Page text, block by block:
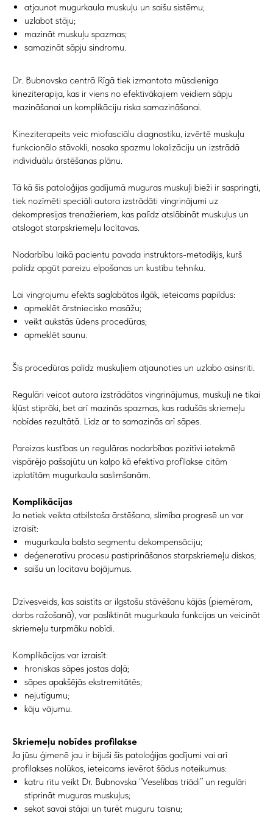
atjaunot mugurkaula muskuļu un saišu sistēmu;
uzlabot stāju;
mazināt muskuļu spazmas;
samazināt sāpju sindromu.
Dr. Bubnovska centrā Rīgā tiek izmantota mūsdienīga
kineziterapija, kas ir viens no efektīvākajiem veidiem sāpju
mazināšanai un komplikāciju riska samazināšanai.
Kineziterapeits veic miofasciālu diagnostiku, izvērtē muskuļu
funkcionālo stāvokli, nosaka spazmu lokalizāciju un izstrādā
individuālu ārstēšanas plānu.
Tā kā šīs patoloģijas gadījumā muguras muskuļi bieži ir saspringti,
tiek nozīmēti speciāli autora izstrādāti vingrinājumi uz
dekompresijas trenažieriem, kas palīdz atslābināt muskuļus un
atslogot starpskriemeļu locītavas.
Nodarbību laikā pacientu pavada instruktors-metodiķis, kurš
palīdz apgūt pareizu elpošanas un kustību tehniku.
Lai vingrojumu efekts saglabātos ilgāk, ieteicams papildus:
apmeklēt ārstniecisko masāžu;
veikt aukstās ūdens procedūras;
apmeklēt saunu.
Šīs procedūras palīdz muskuļiem atjaunoties un uzlabo asinsriti.
Regulāri veicot autora izstrādātos vingrinājumus, muskuļi ne tikai
kļūst stiprāki, bet arī mazinās spazmas, kas radušās skriemeļu
nobīdes rezultātā. Līdz ar to samazinās arī sāpes.
Pareizas kustības un regulāras nodarbības pozitīvi ietekmē
vispārējo pašsajūtu un kalpo kā efektīva profilakse citām
izplatītām mugurkaula saslimšanām.
Komplikācijas
Ja netiek veikta atbilstoša ārstēšana, slimība progresē un var
izraisīt:
mugurkaula balsta segmentu dekompensāciju;
deģeneratīvu procesu pastiprināšanos starpskriemeļu diskos;
saišu un locītavu bojājumus.
Dzīvesveids, kas saistīts ar ilgstošu stāvēšanu kājās (piemēram,
darbs ražošanā), var pasliktināt mugurkaula funkcijas un veicināt
skriemeļu turpmāku nobīdi.
Komplikācijas var izraisīt:
hroniskas sāpes jostas daļā;
sāpes apakšējās ekstremitātēs;
nejutīgumu;
kāju vājumu.
Skriemeļu nobīdes profilakse
Ja jūsu ģimenē jau ir bijuši šīs patoloģijas gadījumi vai arī
profilakses nolūkos, ieteicams ievērot šādus noteikumus:
katru rītu veikt Dr. Bubnovska “Veselības triādi” un regulāri
stiprināt muguras muskuļus;
sekot savai stājai un turēt muguru taisnu;
Kontakti
Adrese
Brīvības gatve 214B,
Pierakstīties
uz konsultāciju
Jūsu vārds*
E-pasts*
Jūsu tālruņa numurs*
+371
Ziņojums (nav obligāts)
NOSŪTĪT